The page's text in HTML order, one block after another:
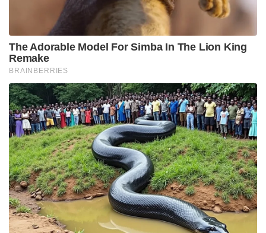
The Adorable Model For Simba In The Lion King
Remake
BRAINBERRIES